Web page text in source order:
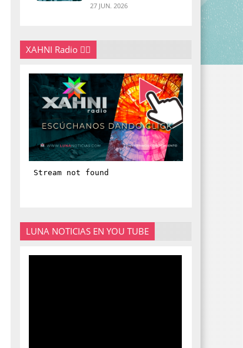
27 JUN. 2026
XAHNI Radio 👇🏽
LUNA NOTICIAS EN YOU TUBE